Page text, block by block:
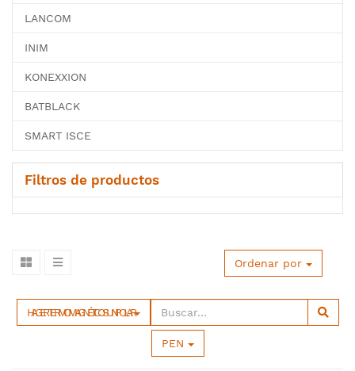
LANCOM
INIM
KONEXXION
BATBLACK
SMART ISCE
Filtros de productos
HAGER TERMOMAGNÉTICOS UNIPOLAR
PEN
Ordenar por